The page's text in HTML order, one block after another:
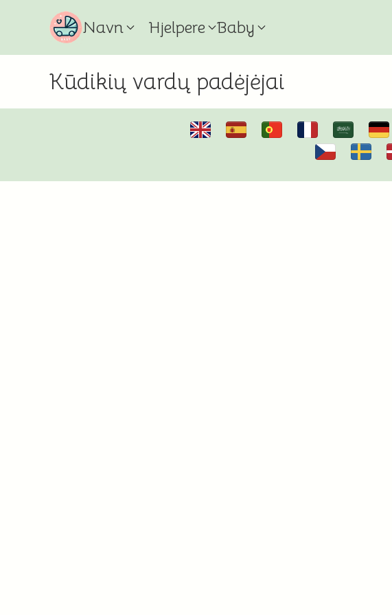
Navn Hjelpere Baby
Kūdikių vardų padėjėjai